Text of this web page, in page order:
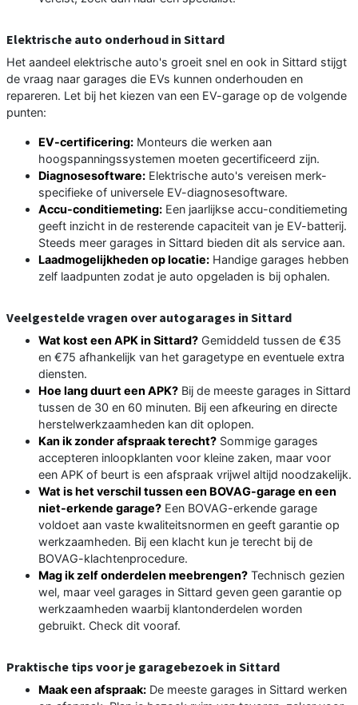
Elektrische auto onderhoud in Sittard
Het aandeel elektrische auto's groeit snel en ook in Sittard stijgt
de vraag naar garages die EVs kunnen onderhouden en
repareren. Let bij het kiezen van een EV-garage op de volgende
punten:
EV-certificering: Monteurs die werken aan
hoogspanningssystemen moeten gecertificeerd zijn.
Diagnosesoftware: Elektrische auto's vereisen merk-
specifieke of universele EV-diagnosesoftware.
Accu-conditiemeting: Een jaarlijkse accu-conditiemeting
geeft inzicht in de resterende capaciteit van je EV-batterij.
Steeds meer garages in Sittard bieden dit als service aan.
Laadmogelijkheden op locatie: Handige garages hebben
zelf laadpunten zodat je auto opgeladen is bij ophalen.
Veelgestelde vragen over autogarages in Sittard
Wat kost een APK in Sittard? Gemiddeld tussen de €35
en €75 afhankelijk van het garagetype en eventuele extra
diensten.
Hoe lang duurt een APK? Bij de meeste garages in Sittard
tussen de 30 en 60 minuten. Bij een afkeuring en directe
herstelwerkzaamheden kan dit oplopen.
Kan ik zonder afspraak terecht? Sommige garages
accepteren inloopklanten voor kleine zaken, maar voor
een APK of beurt is een afspraak vrijwel altijd noodzakelijk.
Wat is het verschil tussen een BOVAG-garage en een
niet-erkende garage? Een BOVAG-erkende garage
voldoet aan vaste kwaliteitsnormen en geeft garantie op
werkzaamheden. Bij een klacht kun je terecht bij de
BOVAG-klachtenprocedure.
Mag ik zelf onderdelen meebrengen? Technisch gezien
wel, maar veel garages in Sittard geven geen garantie op
werkzaamheden waarbij klantonderdelen worden
gebruikt. Check dit vooraf.
Praktische tips voor je garagebezoek in Sittard
Maak een afspraak: De meeste garages in Sittard werken